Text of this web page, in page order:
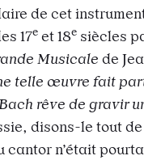
de cet
17e et 18e siècles
Musicale de
telle œuvre fait
rêve de gravir
disons-le tout
n’était